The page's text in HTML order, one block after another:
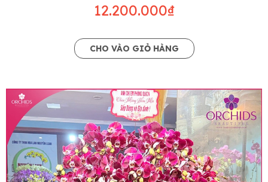
12.200.000₫
CHO VÀO GIỎ HÀNG